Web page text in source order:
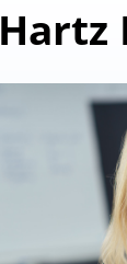
Hartz